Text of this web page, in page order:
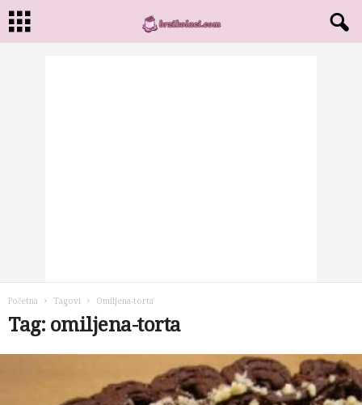
Početna Tagovi Omiljena-torta
Tag: omiljena-torta